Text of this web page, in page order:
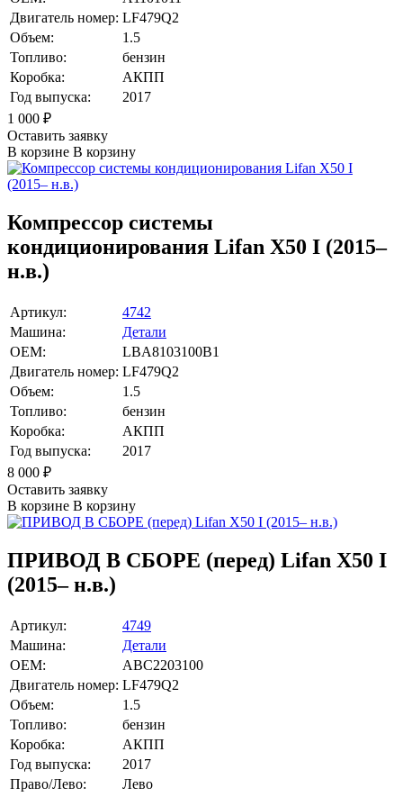
Двигатель номер: LF479Q2
Объем:
1.5
Топливо:
бензин
Коробка:
АКПП
Год выпуска:
2017
1 000 ₽
Оставить заявку
В корзине В корзину
Компрессор системы
кондиционирования Lifan X50 I (2015–
н.в.)
Артикул:
4742
Машина:
Детали
OEM:
LBA8103100B1
Двигатель номер: LF479Q2
Объем:
1.5
Топливо:
бензин
Коробка:
АКПП
Год выпуска:
2017
8 000 ₽
Оставить заявку
В корзине В корзину
ПРИВОД В СБОРЕ (перед) Lifan X50 I
(2015– н.в.)
Артикул:
4749
Машина:
Детали
OEM:
ABC2203100
Двигатель номер: LF479Q2
Объем:
1.5
Топливо:
бензин
Коробка:
АКПП
Год выпуска:
2017
Право/Лево:
Лево